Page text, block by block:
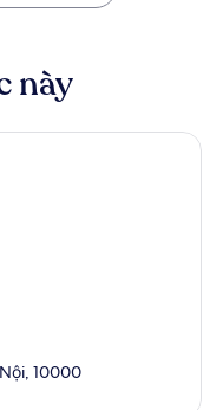
này
10000